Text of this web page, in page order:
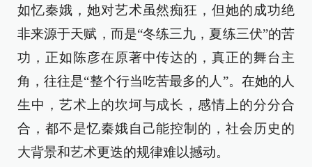
如忆秦娥，她对艺术虽然痴狂，但她的成功绝
非来源于天赋，而是“冬练三九，夏练三伏”的苦
功，正如陈彦在原著中传达的，真正的舞台主
角，往往是“整个行当吃苦最多的人”。在她的人
生中，艺术上的坎坷与成长，感情上的分分合
合，都不是忆秦娥自己能控制的，社会历史的
大背景和艺术更迭的规律难以撼动。